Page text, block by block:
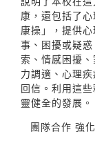
康，還包括了
康操」，提供
事、困擾或疑
索、情感困擾
力調適、心理
回信。利用這
靈健全的發展。
團隊合作 強